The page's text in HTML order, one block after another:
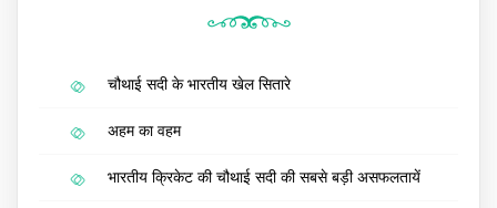
चौथाई सदी के भारतीय खेल सितारे
अहम का वहम
भारतीय क्रिकेट की चौथाई सदी की सबसे बड़ी असफलतायें